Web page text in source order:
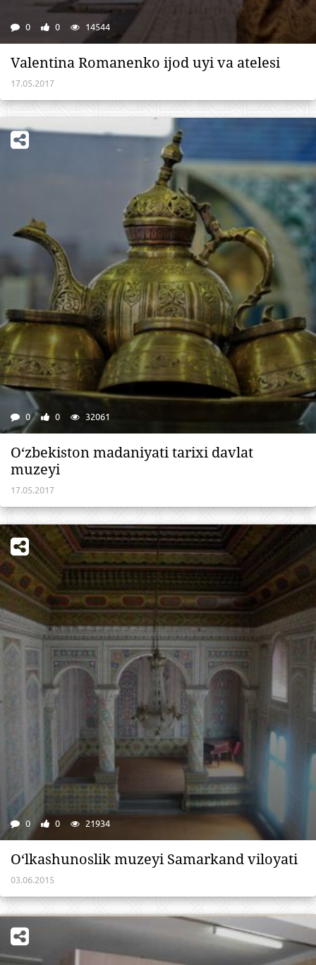
0 0 14544
Valentina Romanenko ijod uyi va atelesi
17.05.2017
0 0 32061
O‘zbekiston madaniyati tarixi davlat
muzeyi
17.05.2017
0 0 21934
O‘lkashunoslik muzeyi Samarkand viloyati
03.06.2015